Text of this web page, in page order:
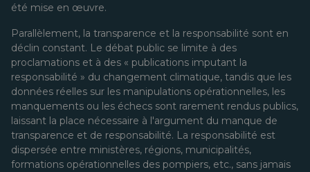
été mise en œuvre.
Parallèlement, la transparence et la responsabilité sont en
déclin constant. Le débat public se limite à des
proclamations et à des « publications imputant la
responsabilité » du changement climatique, tandis que les
données réelles sur les manipulations opérationnelles, les
manquements ou les échecs sont rarement rendus publics,
laissant la place nécessaire à l'argument du manque de
transparence et de responsabilité. La responsabilité est
dispersée entre ministères, régions, municipalités,
formations opérationnelles des pompiers, etc., sans jamais